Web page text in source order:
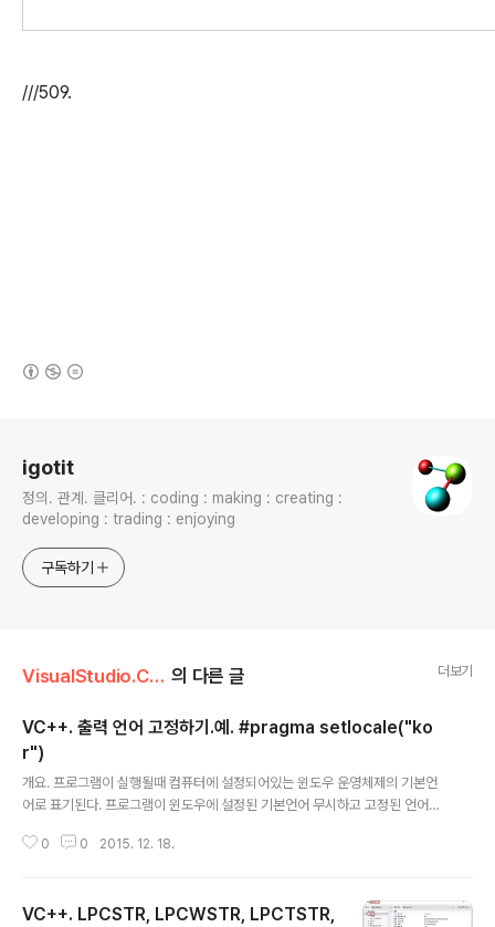
///509.
igotit
정의. 관계. 클리어. : coding : making : creating :
developing : trading : enjoying
구독하기
VisualStudio.C++.C#/코딩팁,함수활용,단편 의 다른 글 더보기
VC++. 출력 언어 고정하기.예. #pragma setlocale("ko
r")
개요. 프로그램이 실행될때 컴퓨터에 설정되어있는 윈도우 운영체제의 기본언
어로 표기된다. 프로그램이 윈도우에 설정된 기본언어 무시하고 고정된 언어로
e("kor") ///504.
0 0 2015. 12. 18.
VC++. LPCSTR, LPCWSTR, LPCTSTR,